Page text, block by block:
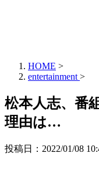
HOME >
entertainment >
松本人志、番
理由は…
投稿日：2022/01/08